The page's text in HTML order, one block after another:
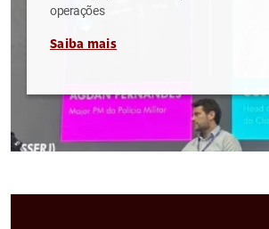
operações
Saiba mais